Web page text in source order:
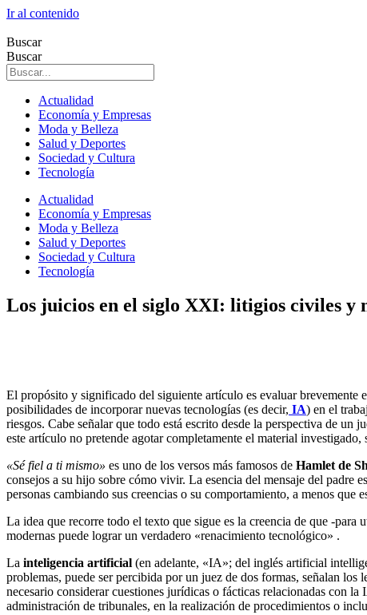
Ir al contenido
Buscar
Buscar
Actualidad
Economía y Empresas
Moda y Belleza
Salud y Deportes
Sociedad y Cultura
Tecnología
Actualidad
Economía y Empresas
Moda y Belleza
Salud y Deportes
Sociedad y Cultura
Tecnología
Los juicios en el siglo XXI: litigios civiles y
El propósito y significado del siguiente artículo es evaluar
posibilidades de incorporar nuevas tecnologías (es decir, IA) en el
riesgos. Cabe señalar que todo está escrito desde la perspectiva de
este artículo no pretende agotar completamente el material
«Sé fiel a ti mismo» es uno de los versos más famosos de Hamlet de
consejos a su hijo sobre cómo vivir. La esencia del mensaje del padre
personas cambiando sus creencias o su comportamiento, a menos que
La idea que recorre todo el texto que sigue es la creencia de que -
modernas puede lograr un verdadero «renacimiento tecnológico» .
La inteligencia artificial (en adelante, «IA»; del inglés artificial
problemas, puede ser percibida por un juez de dos formas, señalan los
necesario considerar cuestiones jurídicas o fácticas relacionadas con
administración de tribunales, en la realización de procedimientos o